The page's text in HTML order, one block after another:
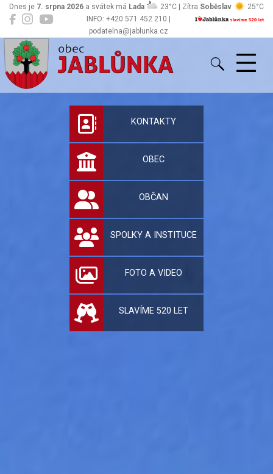
INFO: +420 571 452 210 |
podatelna@jablunka.cz
Dnes je 7. srpna 2026 a svátek má Lada 23°C | Zítra Soběslav 25°C
Jablůnka
Oficiální stránky
KONTAKTY
OBEC
OBČAN
SPOLKY A INSTITUCE
FOTO A VIDEO
SLAVÍME 520 LET